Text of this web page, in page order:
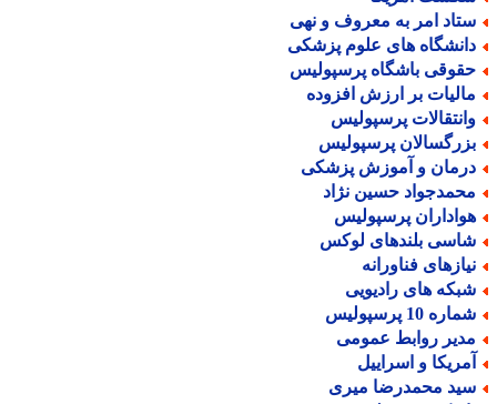
امر به معروف و نهی
های علوم پزشکی
باشگاه پرسپولیس
بر ارزش افزوده
پرسپولیس
پرسپولیس
و آموزش پزشکی
حسین نژاد
پرسپولیس
بلندهای لوکس
فناورانه
های رادیویی
10 پرسپولیس
روابط عمومی
و اسراییل
محمدرضا میری